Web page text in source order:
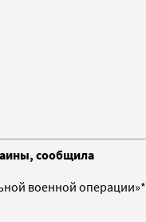
сообщила
военной операции»*